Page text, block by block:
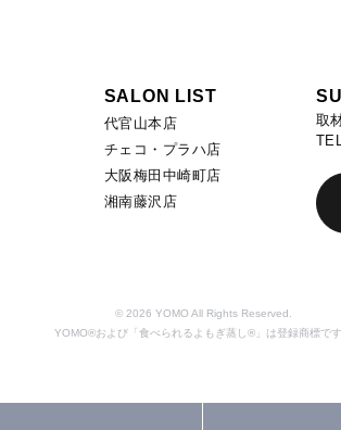
SALON LIST
代官山本店
チェコ・プラハ店
大阪梅田中崎町店
湘南藤沢店
取
© 2026 YOMO All Rights Reserved.
YOMO®および「食べられるよもぎ蒸し®」は登録商標です